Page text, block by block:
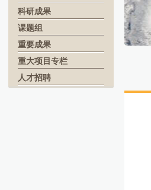
科研成果
课题组
重要成果
重大项目专栏
人才招聘